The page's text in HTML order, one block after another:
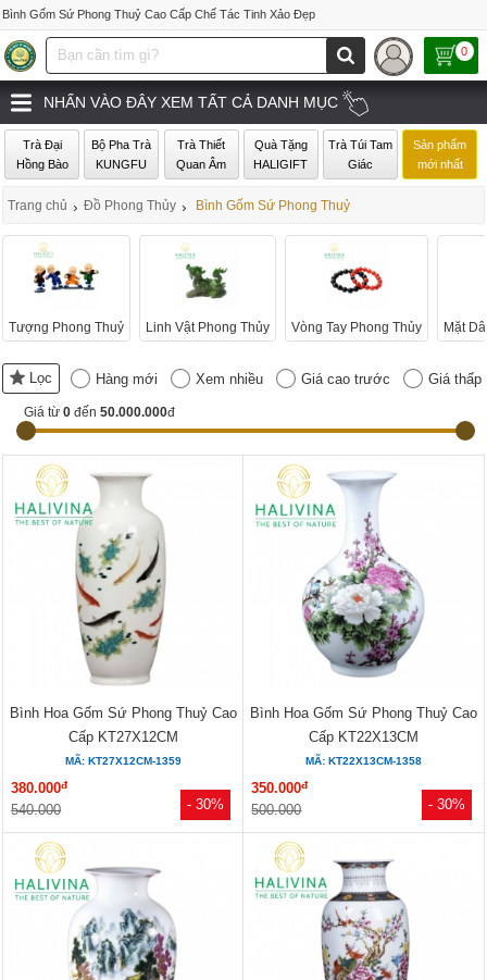
Bình Gốm Sứ Phong Thuỷ Cao Cấp Chế Tác Tinh Xảo Đẹp
0
NHẤN VÀO ĐÂY XEM TẤT CẢ DANH MỤC
Trà Đại
Hồng Bào
Bộ Pha Trà
KUNGFU
Trà Thiết
Quan Âm
Quà Tặng
HALIGIFT
Trà Túi Tam
Giác
Sản phẩm
mới nhất
Trang chủ › Đồ Phong Thủy › Bình Gốm Sứ Phong Thuỷ
Tượng Phong Thuỷ Linh Vật Phong Thủy Vòng Tay Phong Thủy Mặt
Lọc Hàng mới Xem nhiều Giá cao trước Giá
Giá từ0 đến50.000.000đ
- 30%
Bình Hoa Gốm Sứ Phong Thuỷ Cao
Cấp KT27X12CM
MÃ: KT27X12CM-1359
380.000đ
540.000 - 30%
Bình Hoa Gốm Sứ Phong Thuỷ Cao
Cấp KT22X13CM
MÃ: KT22X13CM-1358
350.000đ
500.000